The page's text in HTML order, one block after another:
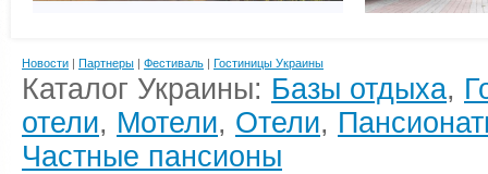
Новости | Партнеры | Фестиваль | Гостиницы Украины
Каталог Украины: Базы отдыха,
отели, Мотели, Отели,
Частные пансионы